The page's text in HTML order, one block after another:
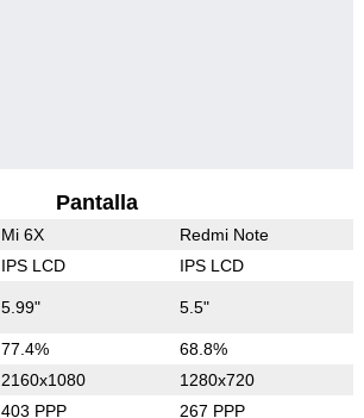
Pantalla
Mi 6X Redmi Note
IPS LCD IPS LCD
5.99" 5.5"
77.4% 68.8%
2160x1080 1280x720
403 PPP 267 PPP